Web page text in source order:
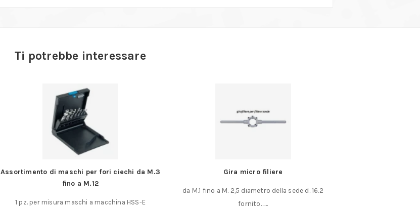
Ti potrebbe interessare
Assortimento di maschi per fori ciechi da M.3
fino a M.12
1 pz. per misura maschi a macchina HSS-E
Gira micro filiere
da M.1 fino a M. 2,5 diametro della sede d. 16.2
fornito……